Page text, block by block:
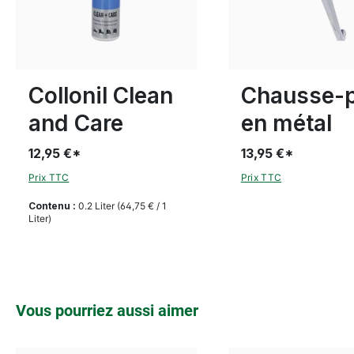
Collonil Clean
and Care
Contenu : 0.2 Liter (64,75 € / 1
Liter)
12,95 €*
Prix TTC
Chausse-
en métal
13,95 €*
Prix TTC
Ignorer la galerie de produits
Vous pourriez aussi aimer